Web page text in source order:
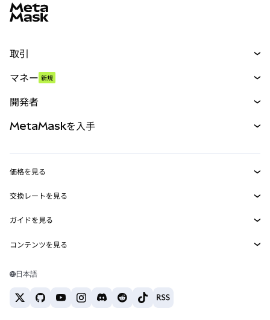
取引
パーペチュアル
RWA
マネー 新規
開発者
MetaMask Connect
Snaps
Web3サービス
MetaMaskを入手
セキュリティ
サポート
キャリア
お問い合わせ
価格を見る
イーサリアムの価格
Solanaの価格
Tetherの価格
交換レートを見る
ETH→USD
USDT→INR
BTC→INR
ETH→USDT
ガイドを見る
ETHの購入
USDTの購入
コンテンツを見る
Solanaウォレット
日本語